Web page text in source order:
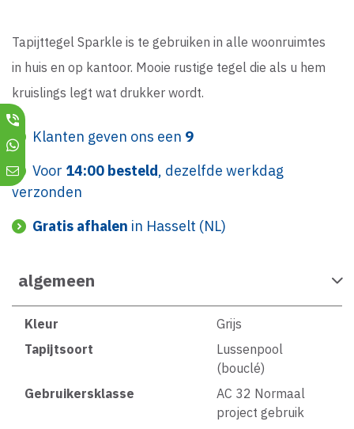
Tapijttegel Sparkle is te gebruiken in alle woonruimtes
in huis en op kantoor. Mooie rustige tegel die als u hem
kruislings legt wat drukker wordt.
Klanten geven ons een 9
Voor 14:00 besteld, dezelfde werkdag
verzonden
Gratis afhalen in Hasselt (NL)
algemeen
Kleur
Grijs
Tapijtsoort
Lussenpool
(bouclé)
Gebruikersklasse
AC 32 Normaal
project gebruik